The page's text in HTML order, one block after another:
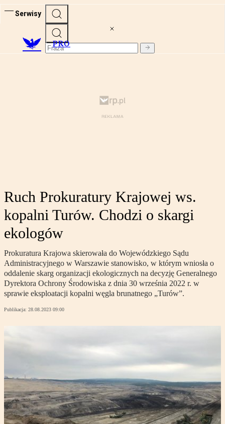
Serwisy
PRO
Ruch Prokuratury Krajowej ws.
kopalni Turów. Chodzi o skargi
ekologów
Prokuratura Krajowa skierowała do Wojewódzkiego Sądu
Administracyjnego w Warszawie stanowisko, w którym wniosła o
oddalenie skarg organizacji ekologicznych na decyzję Generalnego
Dyrektora Ochrony Środowiska z dnia 30 września 2022 r. w
sprawie eksploatacji kopalni węgla brunatnego „Turów”.
Publikacja: 28.08.2023 09:00